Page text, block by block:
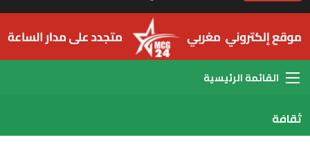
القائمة
ثقافة